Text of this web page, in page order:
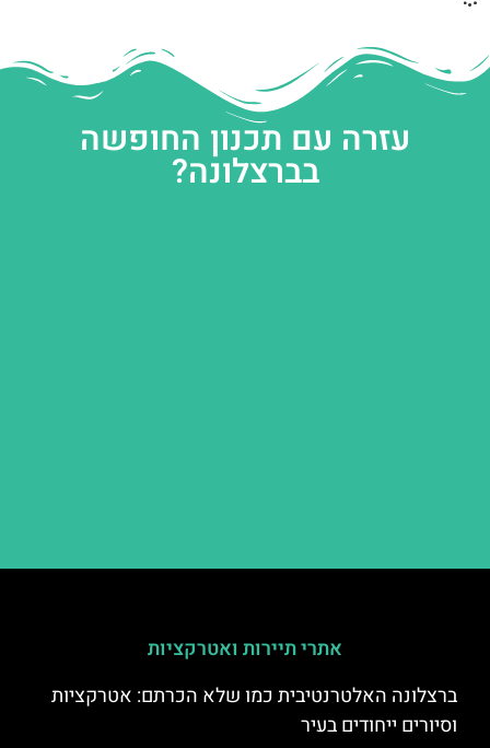
עזרה עם תכנון החופשה
בברצלונה?
אתרי תיירות ואטרקציות
ברצלונה האלטרנטיבית כמו שלא הכרתם: אטרקציות
וסיורים ייחודים בעיר